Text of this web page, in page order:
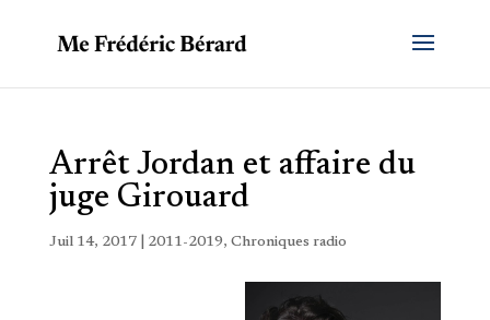
Arrêt Jordan et affaire du
juge Girouard
Juil 14, 2017| 2011-2019, Chroniques radio